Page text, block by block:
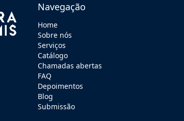
Navegação
Home
Sobre nós
Serviços
Catálogo
Chamadas abertas
FAQ
Depoimentos
Blog
Submissão